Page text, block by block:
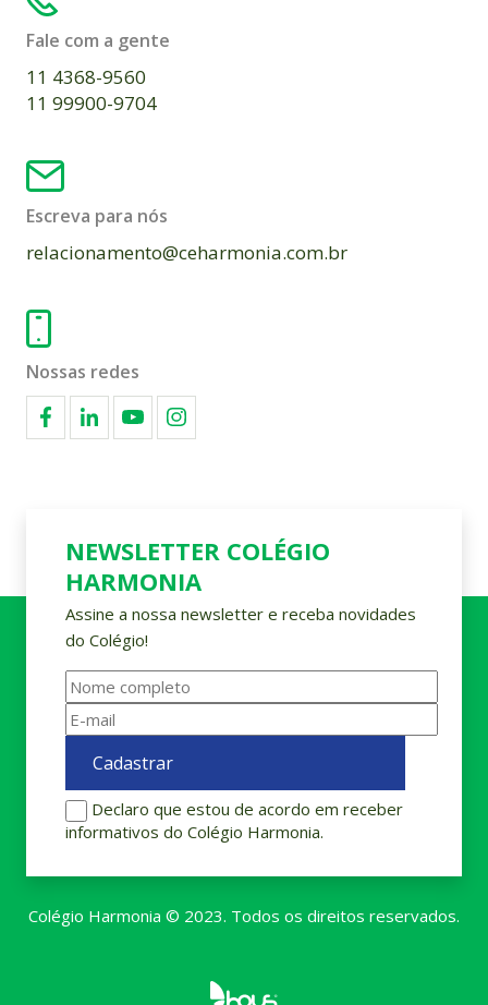
Fale com a gente
11 4368-9560
11 99900-9704
Escreva para nós
relacionamento@ceharmonia.com.br
Nossas redes
NEWSLETTER COLÉGIO
HARMONIA
Assine a nossa newsletter e receba novidades
do Colégio!
Declaro que estou de acordo em receber
informativos do Colégio Harmonia.
Colégio Harmonia © 2023. Todos os direitos reservados.